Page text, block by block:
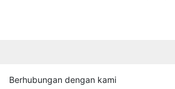
Berhubungan dengan kami